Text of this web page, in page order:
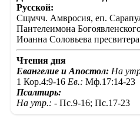
Русской:
Сщмчч. Амвросия, еп.
Пантелеимона
Иоанна Соловьева
Чтения дня
Евангелие и Апостол: На
1 Кор.4:9-16 Ев.: Мф.17:14-23
Псалтирь:
На утр.: - Пс.9-16; Пс.17-23